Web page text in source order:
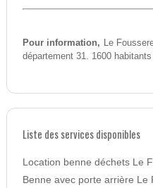
Pour information, Le
département 31. 1600
Liste des services disponibles
Location benne déchets Le
Benne avec porte arrière Le